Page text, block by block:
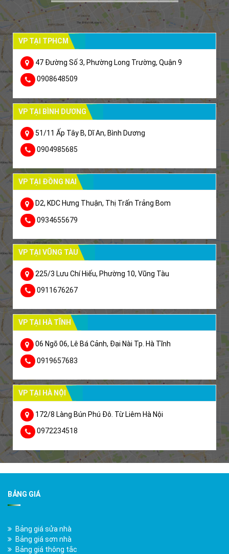
VP TẠI TPHCM
47 Đường Số 3, Phường Long Trường, Quận 9
0908648509
VP TẠI BÌNH DƯƠNG
51/11 Ấp Tây B, Dĩ An, Bình Dương
0904985685
VP TẠI ĐỒNG NAI
D2, KDC Hưng Thuận, Thị Trấn Trảng Bom
0934655679
VP TẠI VŨNG TÀU
225/3 Lưu Chí Hiếu, Phường 10, Vũng Tàu
0911676267
VP TẠI HÀ TĨNH
06 Ngõ 06, Lê Bá Cảnh, Đại Nài Tp. Hà Tĩnh
0919657683
VP TẠI HÀ NỘI
172/8 Làng Bún Phú Đô. Từ Liêm Hà Nội
0972234518
BẢNG GIÁ
Bảng giá sửa nhà
Bảng giá sơn nhà
Bảng giá thông tắc